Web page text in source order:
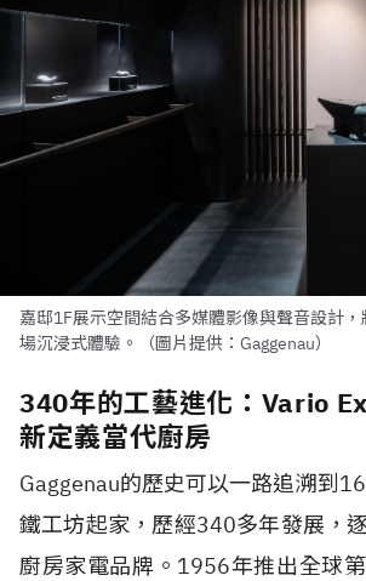
嘉邸1F展示空間結合多媒體影像與聲音設計
場沉浸式體驗。（圖片提供：Gaggenau）
340年的工藝進化：Vario
新定義當代廚房
Gaggenau的歷史可以一路追溯到
鐵工坊起家，歷經340多年發展，
廚房家電品牌。1956年推出全球